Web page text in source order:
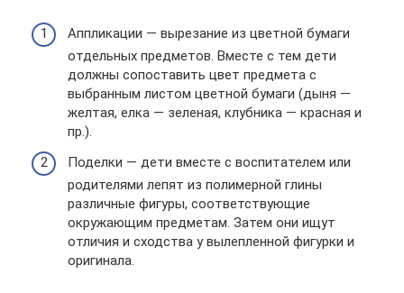
Аппликации — вырезание из цветной бумаги
отдельных предметов. Вместе с тем дети
должны сопоставить цвет предмета с
выбранным листом цветной бумаги (дыня —
желтая, елка — зеленая, клубника — красная и
пр.).
Поделки — дети вместе с воспитателем или
родителями лепят из полимерной глины
различные фигуры, соответствующие
окружающим предметам. Затем они ищут
отличия и сходства у вылепленной фигурки и
оригинала.